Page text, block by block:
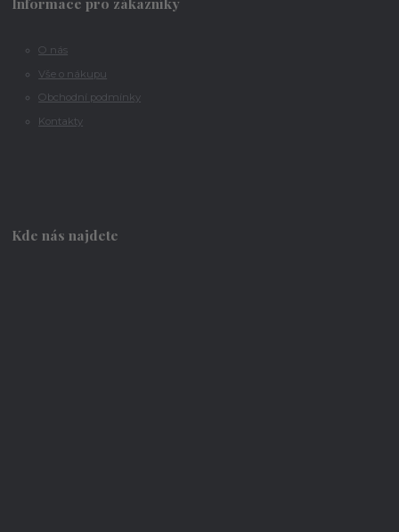
O nás
Vše o nákupu
Obchodní podmínky
Kontakty
Kde nás najdete